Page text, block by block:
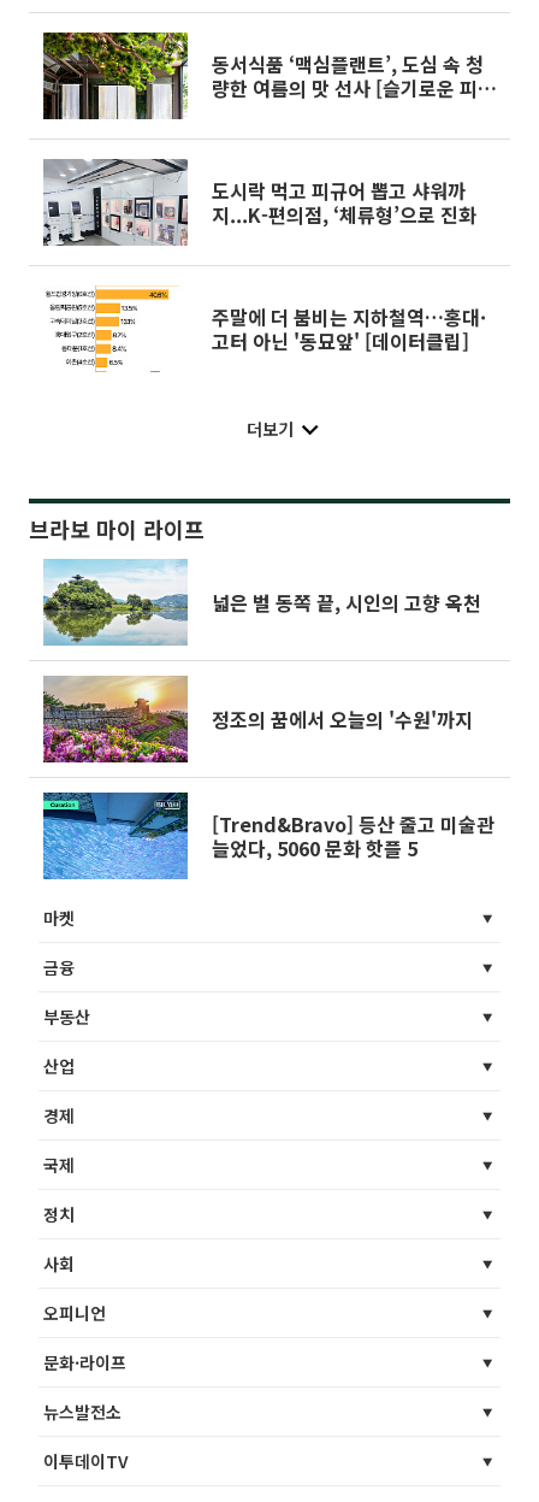
동서식품 ‘맥심플랜트’, 도심 속 청
량한 여름의 맛 선사 [슬기로운 피서
도시락 먹고 피규어 뽑고 샤워까
지...K-편의점, ‘체류형’으로 진화
주말에 더 붐비는 지하철역…홍대·
고터 아닌 '동묘앞' [데이터클립]
더보기
브라보 마이 라이프
넓은 벌 동쪽 끝, 시인의 고향 옥천
정조의 꿈에서 오늘의 '수원'까지
[Trend&Bravo] 등산 줄고 미술관
늘었다, 5060 문화 핫플 5
마켓
금융
부동산
산업
경제
국제
정치
사회
오피니언
문화·라이프
뉴스발전소
이투데이TV